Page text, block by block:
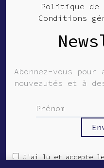
Politique
Conditions
Abonnez-vous
nouveautés et à
J'ai lu et accepte